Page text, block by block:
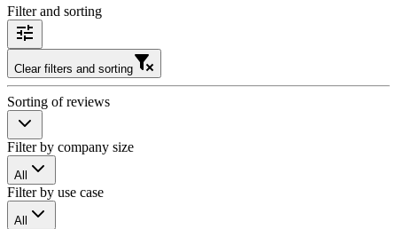
Filter and sorting
Clear filters and sorting
Sorting of reviews
Filter by company size
All
Filter by use case
All